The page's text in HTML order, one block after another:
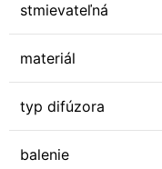
stmievateľná
materiál
typ difúzora
balenie